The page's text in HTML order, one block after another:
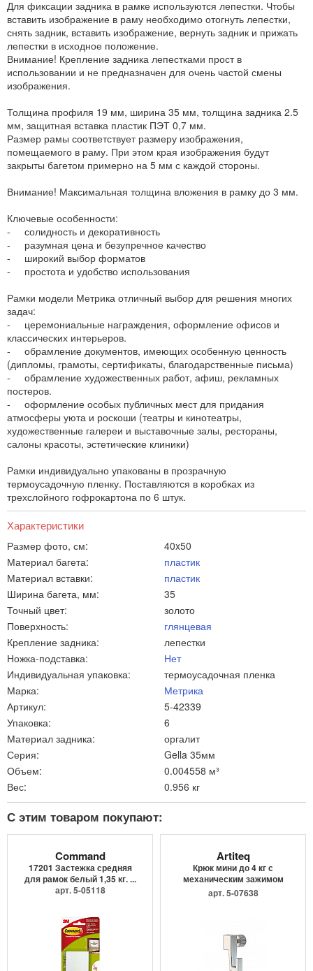
Для фиксации задника в рамке используются лепестки. Чтобы
вставить изображение в раму необходимо отогнуть лепестки,
снять задник, вставить изображение, вернуть задник и прижать
лепестки в исходное положение.
Внимание! Крепление задника лепестками прост в
использовании и не предназначен для очень частой смены
изображения.
Толщина профиля 19 мм, ширина 35 мм, толщина задника 2.5
мм, защитная вставка пластик ПЭТ 0,7 мм.
Размер рамы соответствует размеру изображения,
помещаемого в раму. При этом края изображения будут
закрыты багетом примерно на 5 мм с каждой стороны.
Внимание! Максимальная толщина вложения в рамку до 3 мм.
Ключевые особенности:
- солидность и декоративность
- разумная цена и безупречное качество
- широкий выбор форматов
- простота и удобство использования
Рамки модели Метрика отличный выбор для решения многих
задач:
- церемониальные награждения, оформление офисов и
классических интерьеров.
- обрамление документов, имеющих особенную ценность
(дипломы, грамоты, сертификаты, благодарственные письма)
- обрамление художественных работ, афиш, рекламных
постеров.
- оформление особых публичных мест для придания
атмосферы уюта и роскоши (театры и кинотеатры,
художественные галереи и выставочные залы, рестораны,
салоны красоты, эстетические клиники)
Рамки индивидуально упакованы в прозрачную
термоусадочную пленку. Поставляются в коробках из
трехслойного гофрокартона по 6 штук.
Характеристики
Размер фото, см:
40x50
Материал багета:
пластик
Материал вставки:
пластик
Ширина багета, мм:
35
Точный цвет:
золото
Поверхность:
глянцевая
Крепление задника:
лепестки
Ножка-подставка:
Нет
Индивидуальная упаковка:
термоусадочная пленка
Марка:
Метрика
Артикул:
5-42339
Упаковка:
6
Материал задника:
оргалит
Серия:
Gella 35мм
Объем:
0.004558 м³
Вес:
0.956 кг
С этим товаром покупают:
Command
17201 Застежка средняя
для рамок белый 1,35 кг. ...
арт. 5-05118
Artiteq
Крюк мини до 4 кг с
механическим зажимом
9.4205
арт. 5-07638